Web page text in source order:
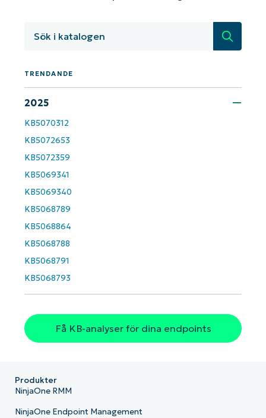
Sök
TRENDANDE
2025
KB5070312
KB5072653
KB5072359
KB5069341
KB5069340
KB5068789
KB5068864
KB5068788
KB5068791
KB5068793
Få KB-analyser för dina endpoints
name*
Phone
Country
Company
Produkter
NinjaOne RMM
NinjaOne Endpoint Management